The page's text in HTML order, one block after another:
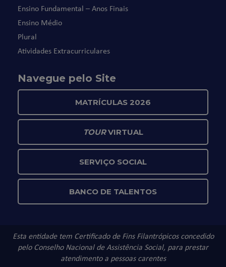
Ensino Fundamental – Anos Finais
Ensino Médio
Plural
Atividades Extracurriculares
Navegue pelo Site
MATRÍCULAS 2026
TOURVIRTUAL
SERVIÇO SOCIAL
BANCO DE TALENTOS
Esta entidade tem Certificado de Fins Filantrópicos concedido
pelo Conselho Nacional de Assistência Social, para prestar
atendimento a pessoas carentes